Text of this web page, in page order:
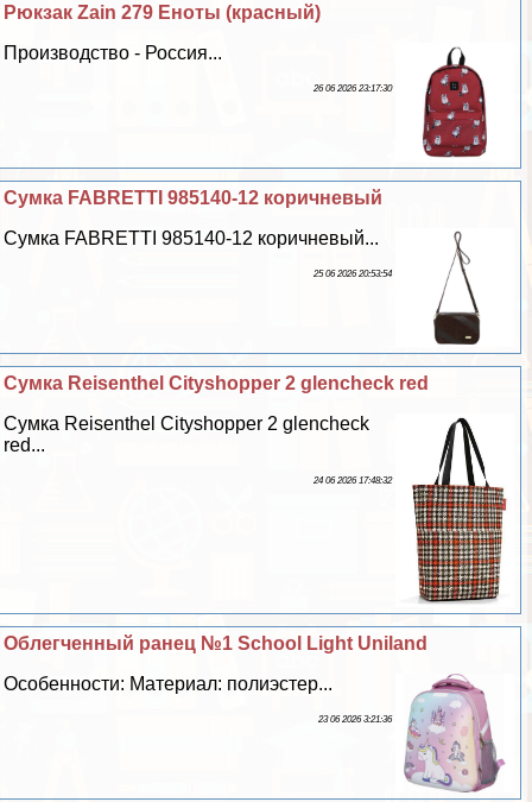
Рюкзак Zain 279 Еноты (красный)
Производство - Россия...
26 06 2026 23:17:30
Сумка FABRETTI 985140-12 коричневый
Сумка FABRETTI 985140-12 коричневый...
25 06 2026 20:53:54
Сумка Reisenthel Сityshopper 2 glencheck red
Сумка Reisenthel Сityshopper 2 glencheck
red...
24 06 2026 17:48:32
Облегченный ранец №1 School Light Uniland
Особенности: Материал: полиэстер...
23 06 2026 3:21:36